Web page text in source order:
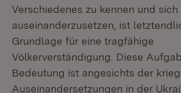
Verschiedenes zu kennen und
auseinanderzusetzen, ist
Grundlage für eine tragfähige
Völkerverständigung. Diese
Bedeutung ist angesichts der
Auseinandersetzungen in der